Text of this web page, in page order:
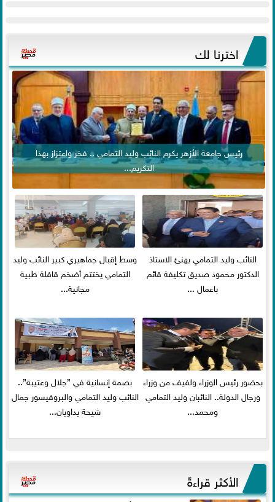
اخترنا لك
رئيس جامعة الأزهر يكرم النائب وليد التمامي .. فخر واعتزاز بهذا
التكريم...
النائب وليد التمامي يهنئ الاستاذ
الدكتور محمود صديق تكليفة قائم
باعمال ...
وسط إقبال جماهيري كبير النائب وليد
التمامي يختتم أضخم قافلة طبية
مجانية...
بحضور رئيس الوزراء ولفيف من وزراء
ورجال الدولة.. النائبان وليد التمامي
ومحمد...
بصمة إنسانية في ”جلال وعتيبة”..
النائب وليد التمامي والبروفيسور جمال
شيحة يداويان...
الأكثر قراءةً